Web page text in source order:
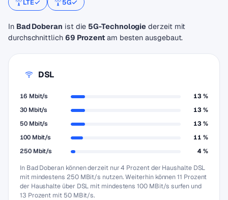
LTE 5G
In Bad Doberan ist die 5G-Technologie derzeit mit
durchschnittlich 69 Prozentam besten ausgebaut.
DSL
16 Mbit/s
13 %
30 Mbit/s
13 %
50 Mbit/s
13 %
100 Mbit/s
11 %
250 Mbit/s
4 %
In Bad Doberan können derzeit nur 4 Prozent der Haushalte DSL
mit mindestens 250 MBit/s nutzen. Weiterhin können 11 Prozent
der Haushalte über DSL mit mindestens 100 MBit/s surfen und
13 Prozent mit 50 MBit/s.